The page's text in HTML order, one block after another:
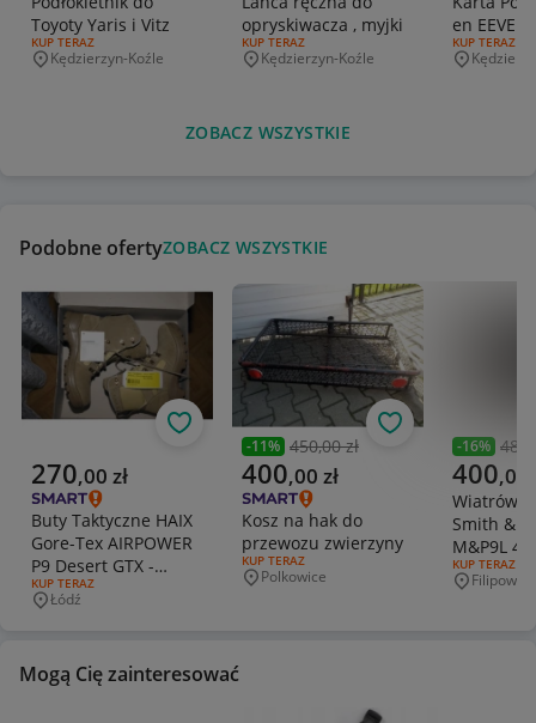
Toyoty Yaris i Vitz
RODZAJ OFERTY:
KUP TERAZ
Miejscowość
Kędzierzyn-Koźle
opryskiwacza , myjki
RODZAJ OFERTY:
KUP TERAZ
Miejscowość
Kędzierzyn-Koźle
en EEVEE
RODZAJ
KUP TERAZ
ZOBACZ WSZYSTKIE
Podobne ofertyZOBACZ WSZYSTKIE
Aktualna cena
270,00 zł
Buty Taktyczne HAIX
Gore-Tex AIRPOWER
P9 Desert GTX -
nietrafiony prezent
RODZAJ OFERTY:
KUP TERAZ
Miejscowość
Łódź
Obserwuj
Poprzednia cena
-11% 450,00 zł
Aktualna cena
400,00 zł
Kosz na hak do
przewozu zwierzyny
RODZAJ OFERTY:
KUP TERAZ
Miejscowość
Polkowice
Obserwuj
-16%
Aktualna
400,00
Smith &
RODZAJ
KUP TERAZ
Filipowice
Mogą Cię zainteresować